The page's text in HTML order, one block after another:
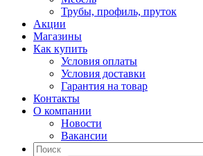
Трубы, профиль, пруток
Акции
Магазины
Как купить
Условия оплаты
Условия доставки
Гарантия на товар
Контакты
О компании
Новости
Вакансии